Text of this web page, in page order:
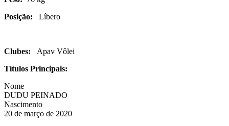
Posição: Líbero
Clubes: Apav Vôlei
Títulos Principais:
Nome
DUDU PEINADO
Nascimento
20 de março de 2020